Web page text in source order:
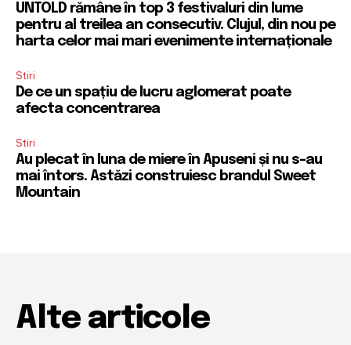
UNTOLD rămâne în top 3 festivaluri din lume
pentru al treilea an consecutiv. Clujul, din nou pe
harta celor mai mari evenimente internaționale
Stiri
De ce un spațiu de lucru aglomerat poate
afecta concentrarea
Stiri
Au plecat în luna de miere în Apuseni și nu s-au
mai întors. Astăzi construiesc brandul Sweet
Mountain
Alte articole